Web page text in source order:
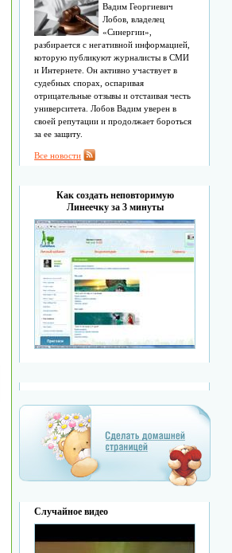
Вадим Георгиевич
Лобов, владелец
«Синергии»,
разбирается с негативной информацией,
которую публикуют журналисты в СМИ
и Интернете. Он активно участвует в
судебных спорах, оспаривая
отрицательные отзывы и отстаивая честь
университета. Лобов Вадим уверен в
своей репутации и продолжает бороться
за ее защиту.
Все новости
Как создать неповторимую
Линеечку за 3 минуты
Случайное видео